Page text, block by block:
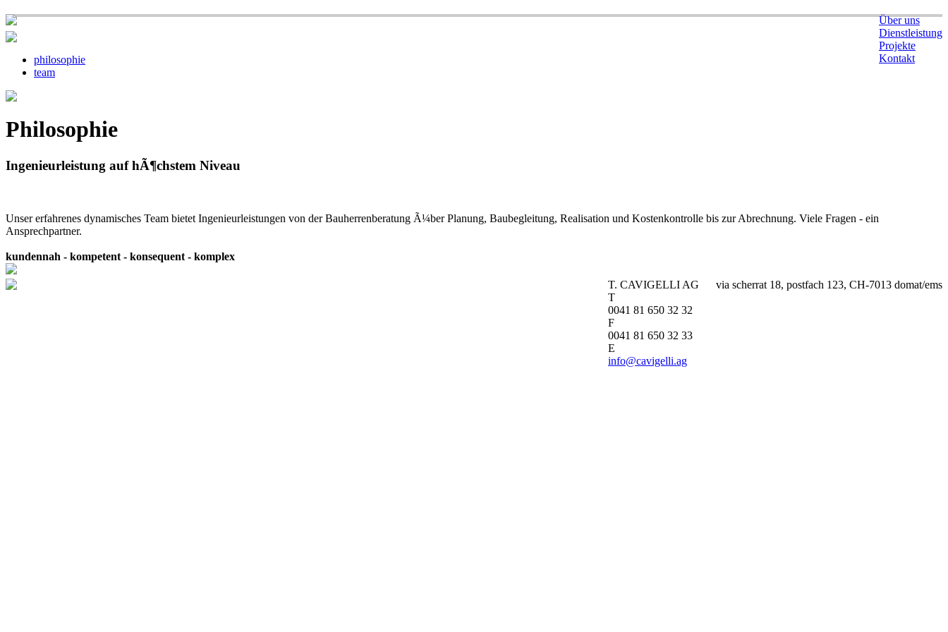
Über uns
Dienstleistung
Projekte
Kontakt
philosophie
team
Philosophie
Ingenieurleistung auf hÃ¶chstem Niveau
Unser erfahrenes dynamisches Team bietet Ingenieurleistungen von der Bauherrenberatung Ã¼ber Planung, Baubegleitung, Realisation und Kostenkontrolle bis zur Abrechnung. Viele Fragen - ein
Ansprechpartner.
kundennah - kompetent - konsequent - komplex
T. CAVIGELLI AG
via scherrat 18, postfach 123, CH-7013 domat/ems
T
0041 81 650 32 32
F
0041 81 650 32 33
E
info@cavigelli.ag